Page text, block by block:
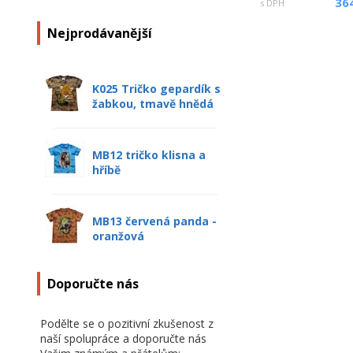
Nejprodávanější
K025 Tričko gepardík s
žabkou, tmavě hnědá
MB12 tričko klisna a
hříbě
MB13 červená panda -
oranžová
Doporučte nás
Podělte se o pozitivní zkušenost z
naší spolupráce a doporučte nás
s DPH